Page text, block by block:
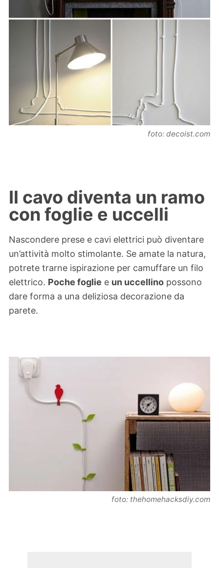
foto: decoist.com
Il cavo diventa un ramo
con foglie e uccelli
Nascondere prese e cavi elettrici può diventare
un’attività molto stimolante. Se amate la natura,
potrete trarne ispirazione per camuffare un filo
elettrico. Poche foglie e un uccellino possono
dare forma a una deliziosa decorazione da
parete.
foto: thehomehacksdiy.com